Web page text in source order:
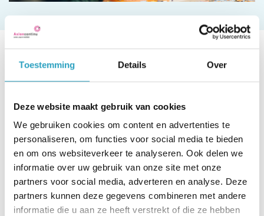
Toestemming Details Over
Deze website maakt gebruik van cookies
We gebruiken cookies om content en advertenties te
personaliseren, om functies voor social media te bieden
en om ons websiteverkeer te analyseren. Ook delen we
informatie over uw gebruik van onze site met onze
partners voor social media, adverteren en analyse. Deze
partners kunnen deze gegevens combineren met andere
informatie die u aan ze heeft verstrekt of die ze hebben
bij jou past
Vrijwilligerswerk voor groepen